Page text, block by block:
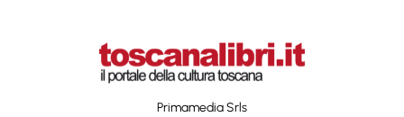
Primamedia Srls